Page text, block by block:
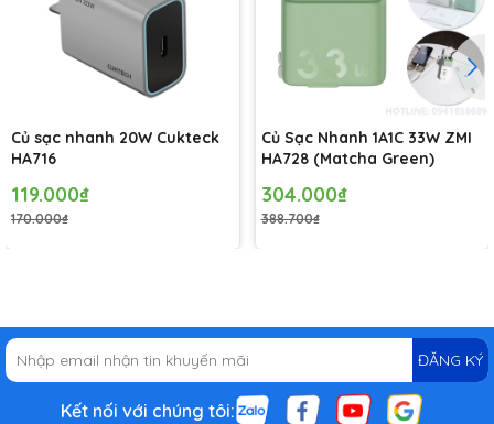
Củ sạc nhanh 20W Cukteck
HA716
119.000₫
170.000₫
Củ Sạc Nhanh 1A1C 33W ZMI
HA728 (Matcha Green)
304.000₫
388.700₫
ĐĂNG KÝ
Kết nối với chúng tôi: